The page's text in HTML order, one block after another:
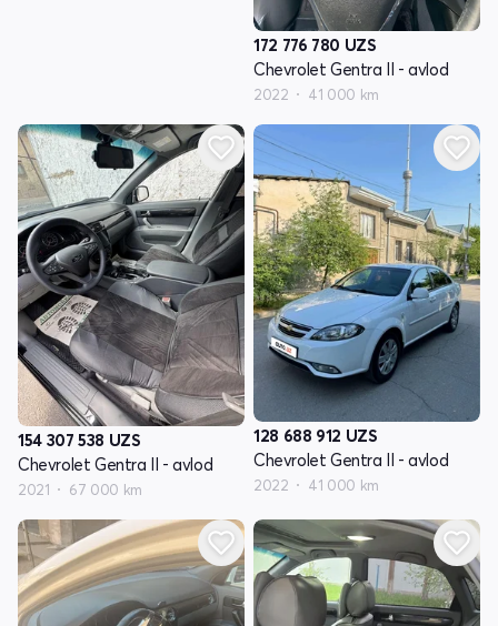
172 776 780 UZS
Chevrolet Gentra II - avlod
2022 41 000 km
154 307 538 UZS
Chevrolet Gentra II - avlod
2021 67 000 km
128 688 912 UZS
Chevrolet Gentra II - avlod
2022 41 000 km